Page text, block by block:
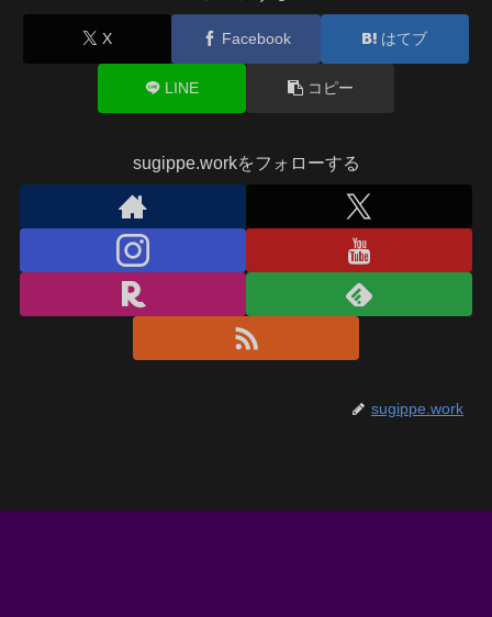
X Facebook はてブ
LINE コピー
sugippe.workをフォローする
sugippe.work